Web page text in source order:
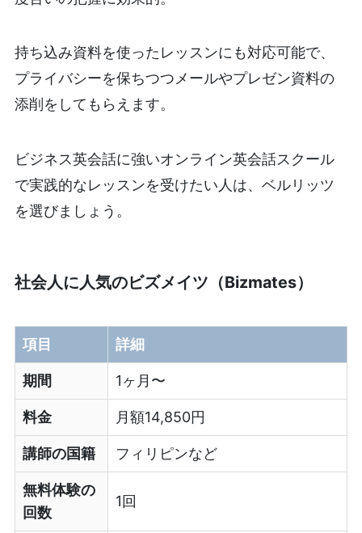
持ち込み資料を使ったレッスンにも対応可能で、
プライバシーを保ちつつメールやプレゼン資料の
添削をしてもらえます。
ビジネス英会話に強いオンライン英会話スクール
で実践的なレッスンを受けたい人は、ベルリッツ
を選びましょう。
社会人に人気のビズメイツ（Bizmates）
項目 詳細
期間 1ヶ月〜
料金 月額14,850円
講師の国籍 フィリピンなど
無料体験の
回数
1回